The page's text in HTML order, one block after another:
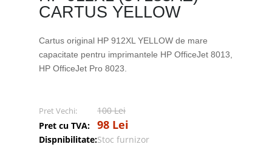
CARTUS YELLOW
Cartus original HP 912XL YELLOW de mare
capacitate pentru imprimantele HP OfficeJet 8013,
HP OfficeJet Pro 8023.
Pret Vechi:
100 Lei
Pret cu TVA:
98 Lei
Dispnibilitate:Stoc furnizor